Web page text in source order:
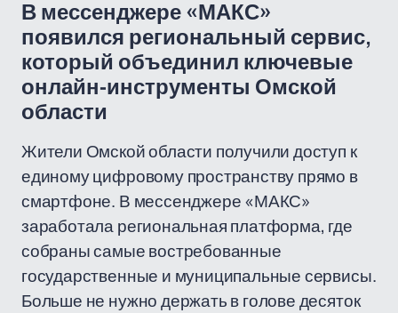
В мессенджере «МАКС»
появился региональный сервис,
который объединил ключевые
онлайн-инструменты Омской
области
Жители Омской области получили доступ к
единому цифровому пространству прямо в
смартфоне. В мессенджере «МАКС»
заработала региональная платформа, где
собраны самые востребованные
государственные и муниципальные сервисы.
Больше не нужно держать в голове десяток